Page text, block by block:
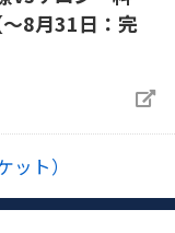
8月31日：完
ト）